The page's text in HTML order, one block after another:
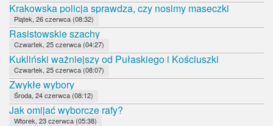
Krakowska policja sprawdza, czy nosimy maseczki
Piątek, 26 czerwca (08:32)
Rasistowskie szachy
Czwartek, 25 czerwca (04:27)
Kukliński ważniejszy od Pułaskiego i Kościuszki
Czwartek, 25 czerwca (08:07)
Zwykłe wybory
Środa, 24 czerwca (08:12)
Jak omijać wyborcze rafy?
Wtorek, 23 czerwca (05:38)